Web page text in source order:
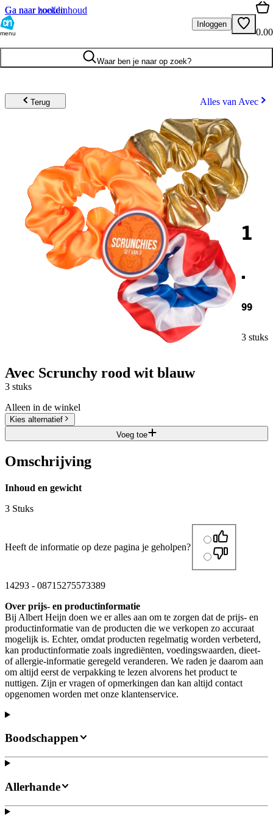
Ga naar hoofdinhoud
Ga naar zoeken
menu
Inloggen
0.00
Waar ben je naar op zoek?
Terug Alles van Avec
1
.
99
3 stuks
Avec Scrunchy rood wit blauw
3 stuks
Alleen in de winkel
Kies alternatief
Voeg toe
Omschrijving
Inhoud en gewicht
3 Stuks
Heeft de informatie op deze pagina je geholpen?
14293 - 08715275573389
Over prijs- en productinformatie
Bij Albert Heijn doen we er alles aan om te zorgen dat de prijs- en
productinformatie van de producten die we verkopen zo accuraat
mogelijk is. Echter, omdat producten regelmatig worden verbeterd,
kan productinformatie zoals ingrediënten, voedingswaarden, dieet-
of allergie-informatie geregeld veranderen. We raden je daarom aan
om altijd eerst de verpakking te lezen alvorens het product te
nuttigen. Zijn er vragen of opmerkingen dan kan altijd contact
opgenomen worden met onze klantenservice.
Boodschappen
Allerhande